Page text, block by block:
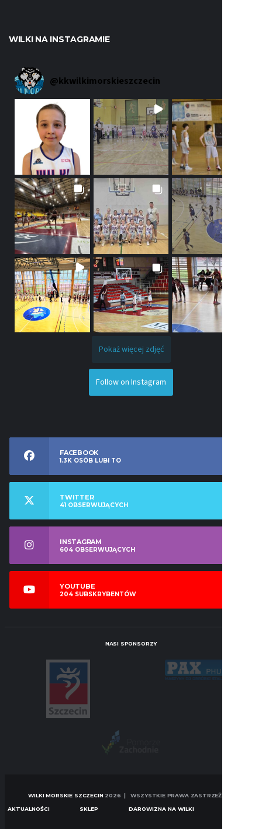
WILKI NA INSTAGRAMIE
@kkwilkimorskieszczecin
Pokaż więcej zdjęć
Follow on Instagram
FACEBOOK
1.3K OSÓB LUBI TO
TWITTER
41 OBSERWUJĄCYCH
INSTAGRAM
604 OBSERWUJĄCYCH
YOUTUBE
204 SUBSKRYBENTÓW
NASI SPONSORZY
WILKI MORSKIE SZCZECIN2026 | WSZYSTKIE PRAWA ZASTRZEŻONE
AKTUALNOŚCI SKLEP DAROWIZNA NA WILKI